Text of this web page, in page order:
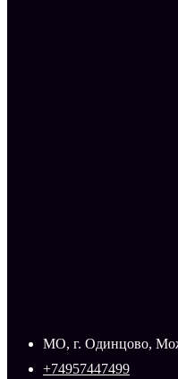
МО, г. Одинцово,
+74957447499